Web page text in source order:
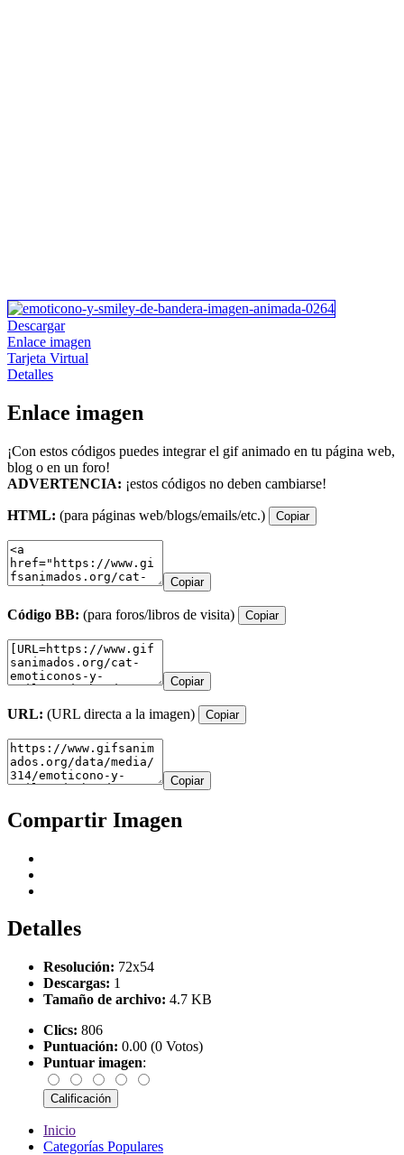
Descargar
Enlace imagen
Tarjeta Virtual
Detalles
Enlace imagen
¡Con estos códigos puedes integrar el gif animado en tu página web,
blog o en un foro!
ADVERTENCIA: ¡estos códigos no deben cambiarse!
HTML: (para páginas web/blogs/emails/etc.) Copiar
Copiar
Código BB: (para foros/libros de visita) Copiar
Copiar
URL: (URL directa a la imagen) Copiar
Copiar
Compartir Imagen
Detalles
Resolución: 72x54
Descargas: 1
Tamaño de archivo: 4.7 KB
Clics: 806
Puntuación: 0.00 (0 Votos)
Puntuar imagen:
Inicio
Categorías Populares